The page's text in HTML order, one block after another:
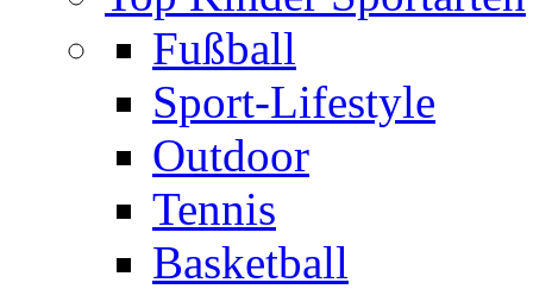
Fußball
Sport-Lifestyle
Outdoor
Tennis
Basketball